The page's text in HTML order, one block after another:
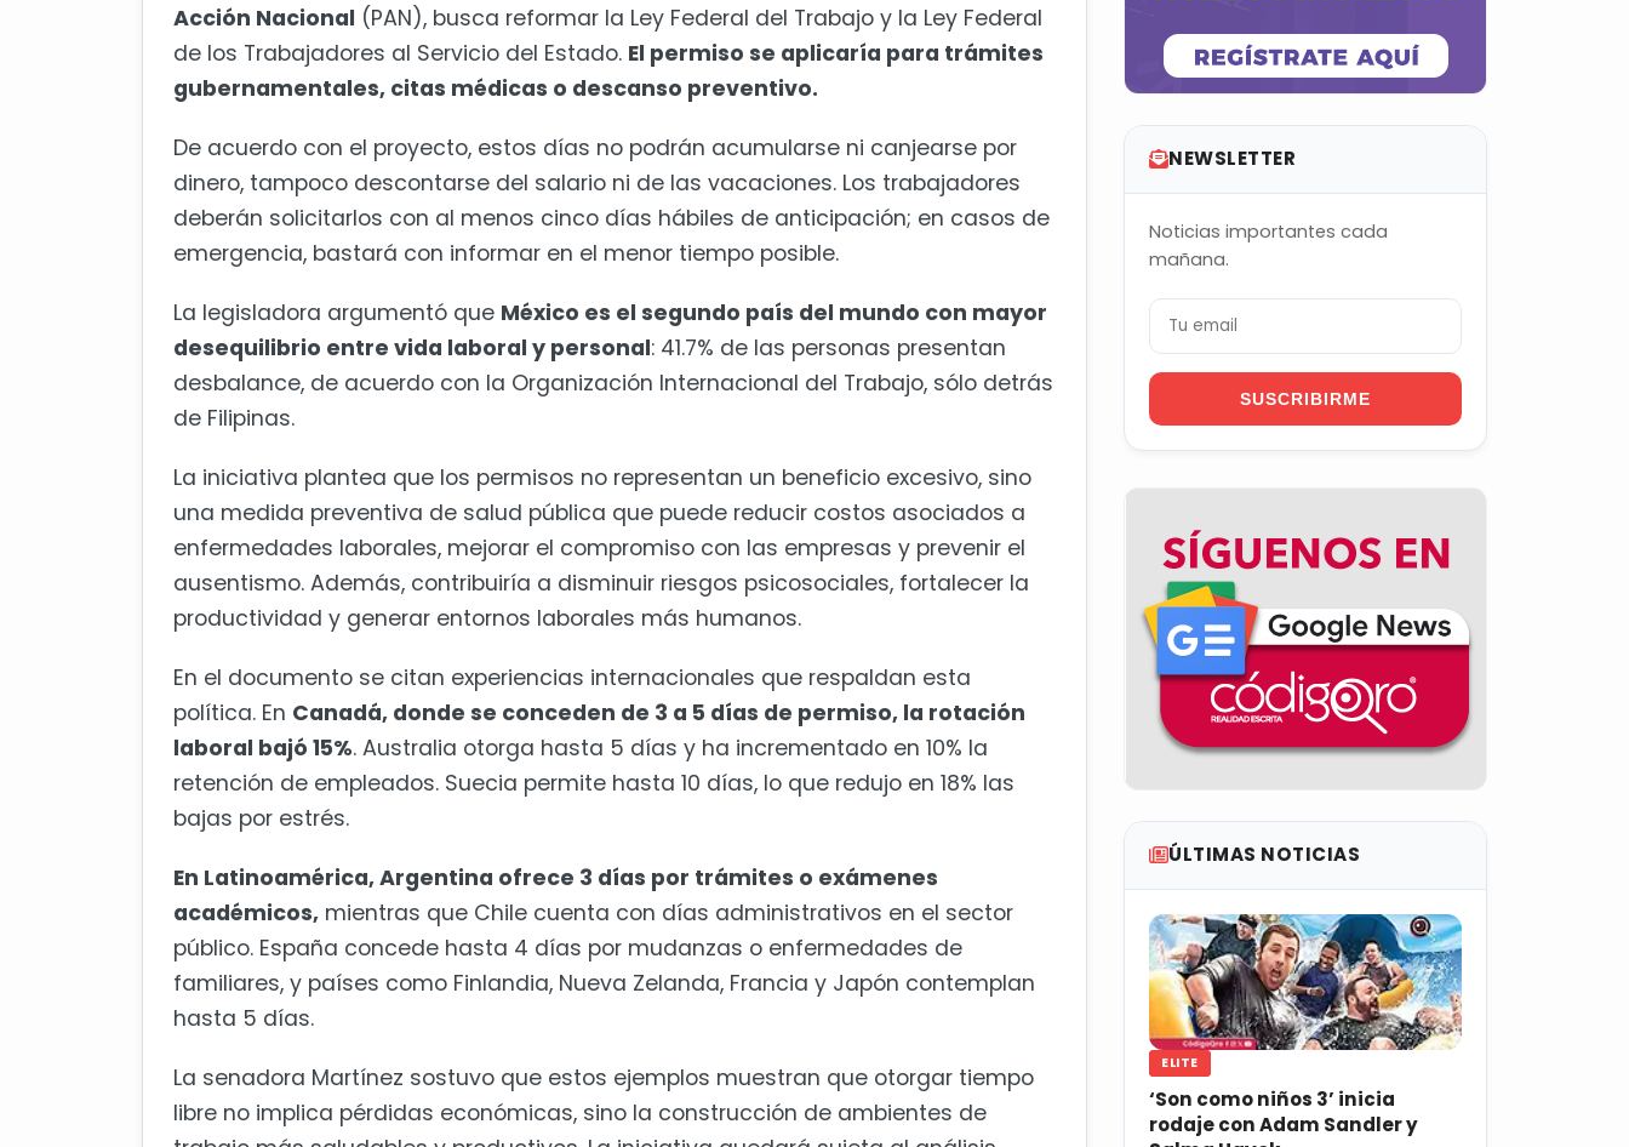
Acción Nacional (PAN), busca reformar la Ley Federal del Trabajo y la Ley Federal
de los Trabajadores al Servicio del Estado. El permiso se aplicaría para trámites
gubernamentales, citas médicas o descanso preventivo.
De acuerdo con el proyecto, estos días no podrán acumularse ni canjearse por
dinero, tampoco descontarse del salario ni de las vacaciones. Los trabajadores
deberán solicitarlos con al menos cinco días hábiles de anticipación; en casos de
emergencia, bastará con informar en el menor tiempo posible.
La legisladora argumentó que México es el segundo país del mundo con mayor
desequilibrio entre vida laboral y personal: 41.7% de las personas presentan
desbalance, de acuerdo con la Organización Internacional del Trabajo, sólo detrás
de Filipinas.
La iniciativa plantea que los permisos no representan un beneficio excesivo, sino
una medida preventiva de salud pública que puede reducir costos asociados a
enfermedades laborales, mejorar el compromiso con las empresas y prevenir el
ausentismo. Además, contribuiría a disminuir riesgos psicosociales, fortalecer la
productividad y generar entornos laborales más humanos.
En el documento se citan experiencias internacionales que respaldan esta
política. En Canadá, donde se conceden de 3 a 5 días de permiso, la rotación
laboral bajó 15%. Australia otorga hasta 5 días y ha incrementado en 10% la
retención de empleados. Suecia permite hasta 10 días, lo que redujo en 18% las
bajas por estrés.
En Latinoamérica, Argentina ofrece 3 días por trámites o exámenes
académicos, mientras que Chile cuenta con días administrativos en el sector
público. España concede hasta 4 días por mudanzas o enfermedades de
familiares, y países como Finlandia, Nueva Zelanda, Francia y Japón contemplan
hasta 5 días.
La senadora Martínez sostuvo que estos ejemplos muestran que otorgar tiempo
libre no implica pérdidas económicas, sino la construcción de ambientes de
NEWSLETTER
Noticias importantes cada
mañana.
SUSCRIBIRME
ÚLTIMAS NOTICIAS
ELITE
‘Son como niños 3’ inicia
rodaje con Adam Sandler y